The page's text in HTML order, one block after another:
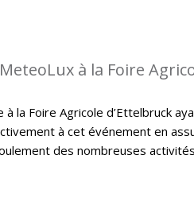
à la Foire
à la Foire Agricole d’Ettelbruck
à cet événement en
des nombreuses